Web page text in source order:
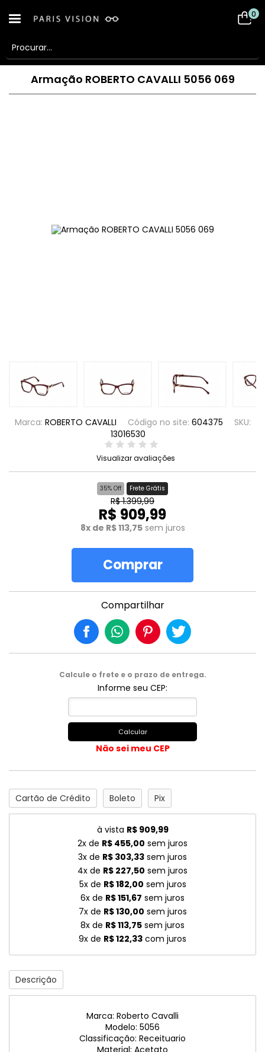
0
Armação ROBERTO CAVALLI 5056 069
Marca: ROBERTO CAVALLI Código no site: 604375
SKU:
13016530
Visualizar avaliações
35% Off Frete Grátis
R$ 1.399,99
R$ 909,99
8x de R$ 113,75 sem juros
Comprar
Compartilhar
Calcule o frete e o prazo de entrega.
Informe seu CEP:
Calcular
Não sei meu CEP
Cartão de Crédito Boleto Pix
à vista R$ 909,99
2x de R$ 455,00 sem juros
3x de R$ 303,33 sem juros
4x de R$ 227,50 sem juros
5x de R$ 182,00 sem juros
6x de R$ 151,67 sem juros
7x de R$ 130,00 sem juros
8x de R$ 113,75 sem juros
9x de R$ 122,33 com juros
Descrição
Marca: Roberto Cavalli
Modelo: 5056
Classificação: Receituario
Material: Acetato